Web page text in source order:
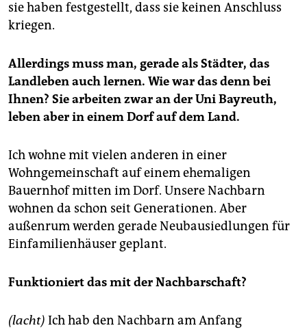
sie haben festgestellt, dass sie keinen Anschluss
kriegen.
Allerdings muss man, gerade als Städter, das
Landleben auch lernen. Wie war das denn bei
Ihnen? Sie arbeiten zwar an der Uni Bayreuth,
leben aber in einem Dorf auf dem Land.
Ich wohne mit vielen anderen in einer
Wohngemeinschaft auf einem ehemaligen
Bauernhof mitten im Dorf. Unsere Nachbarn
wohnen da schon seit Generationen. Aber
außenrum werden gerade Neubausiedlungen für
Einfamilienhäuser geplant.
Funktioniert das mit der Nachbarschaft?
(lacht) Ich hab den Nachbarn am Anfang